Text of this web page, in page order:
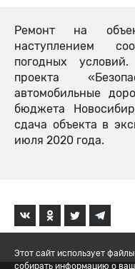
Ремонт на
наступлением
погодных
проекта
автомобильные
бюджета
сдача объекта в
июля 2020 года.
Этот сайт использует
собирать информацию о